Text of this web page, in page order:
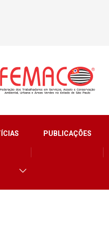
PUBLICAÇÕES